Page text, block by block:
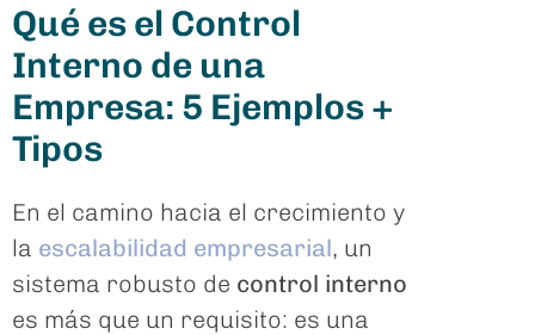
Qué es el Control
Interno de una
Empresa: 5 Ejemplos +
Tipos
En el camino hacia el crecimiento y
la escalabilidad empresarial, un
sistema robusto de control interno
es más que un requisito: es una